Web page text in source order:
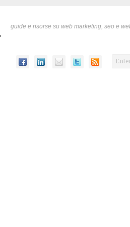
guide e risorse su web marketing, seo e